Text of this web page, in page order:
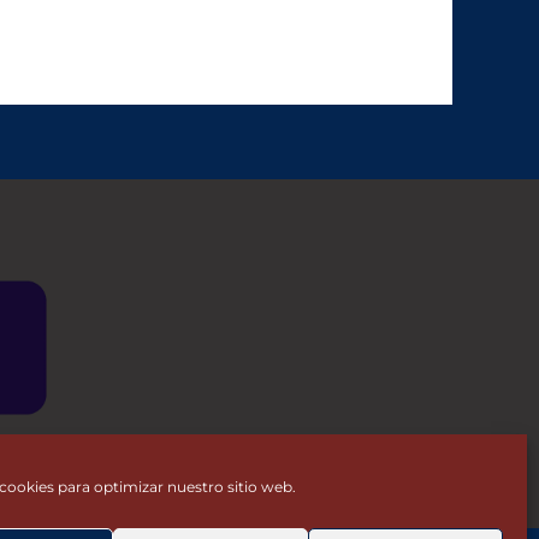
para optimizar nuestro sitio web.